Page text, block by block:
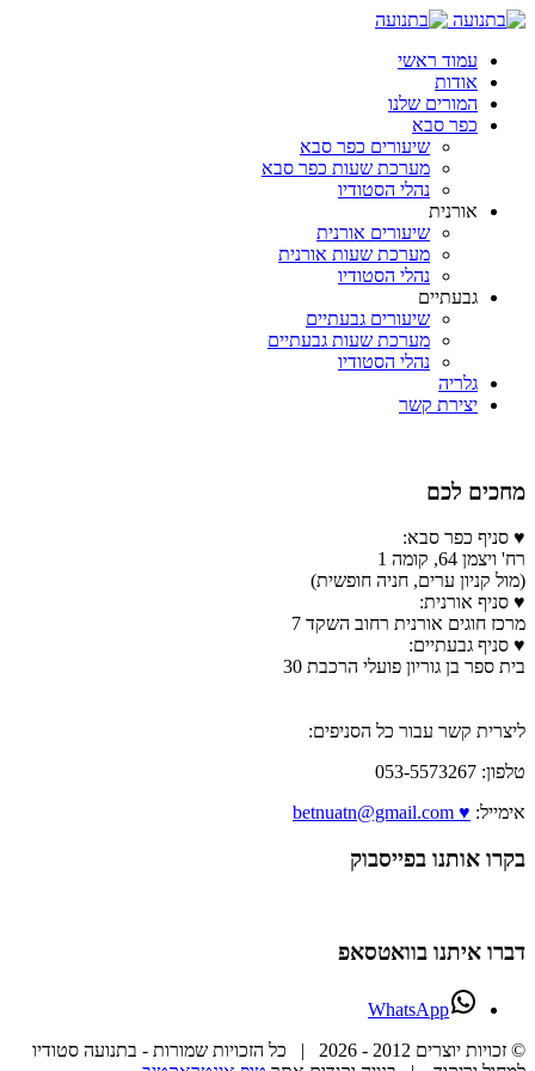
עמוד ראשי
אודות
המורים שלנו
כפר סבא
שיעורים כפר סבא
מערכת שעות כפר סבא
נהלי הסטודיו
אורנית
שיעורים אורנית
מערכת שעות אורנית
נהלי הסטודיו
גבעתיים
שיעורים גבעתיים
מערכת שעות גבעתיים
נהלי הסטודיו
גלריה
יצירת קשר
מחכים לכם
♥ סניף כפר סבא:
רח' ויצמן 64, קומה 1
(מול קניון ערים, חניה חופשית)
♥ סניף אורנית:
מרכז חוגים אורנית רחוב השקד 7
♥ סניף גבעתיים:
בית ספר בן גוריון פועלי הרכבת 30
ליצרית קשר עבור כל הסניפים:
טלפון: 053-5573267
אימייל: ♥ betnuatn@gmail.com
בקרו אותנו בפייסבוק
דברו איתנו בוואטסאפ
WhatsApp
© זכויות יוצרים 2012 -
2026 | כל הזכויות שמורות - בתנועה סטודיו